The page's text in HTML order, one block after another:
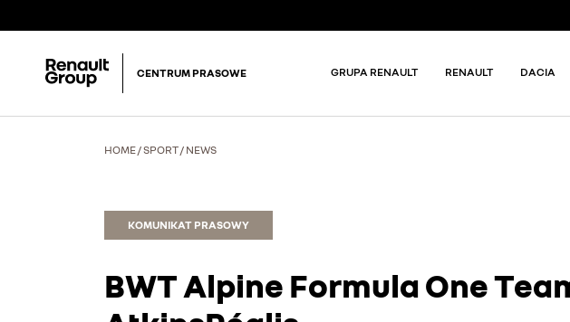
CENTRUM PRASOWE GRUPA RENAULT RENAULT DACIA
HOME/SPORT/ NEWS
KOMUNIKAT PRASOWY
BWT Alpine Formula One